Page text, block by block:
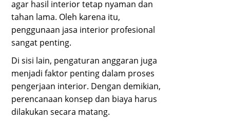
agar hasil interior tetap nyaman dan
tahan lama. Oleh karena itu,
penggunaan jasa interior profesional
sangat penting.
Di sisi lain, pengaturan anggaran juga
menjadi faktor penting dalam proses
pengerjaan interior. Dengan demikian,
perencanaan konsep dan biaya harus
dilakukan secara matang.